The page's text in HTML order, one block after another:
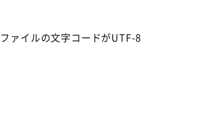
ァイルの文字コードがUTF-8